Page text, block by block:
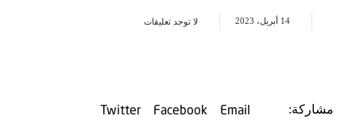
14 أبريل، 2023 لا توجد تعليقات
مشاركة: Email
Facebook
Twitter